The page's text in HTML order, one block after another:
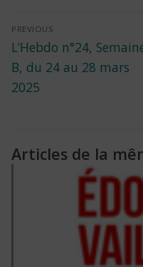
Navigation
de
l’article
PREVIOUS
Previous
post:
L’Hebdo n°24,
B, du 24 au 28 mars
2025
Articles de la